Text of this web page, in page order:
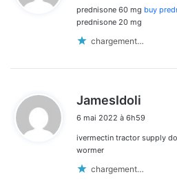
prednisone 60 mg buy
prednisone 20 mg
chargement…
JamesIdoli
t
6 mai 2022 à 6h59
ivermectin tractor supply
wormer
chargement…